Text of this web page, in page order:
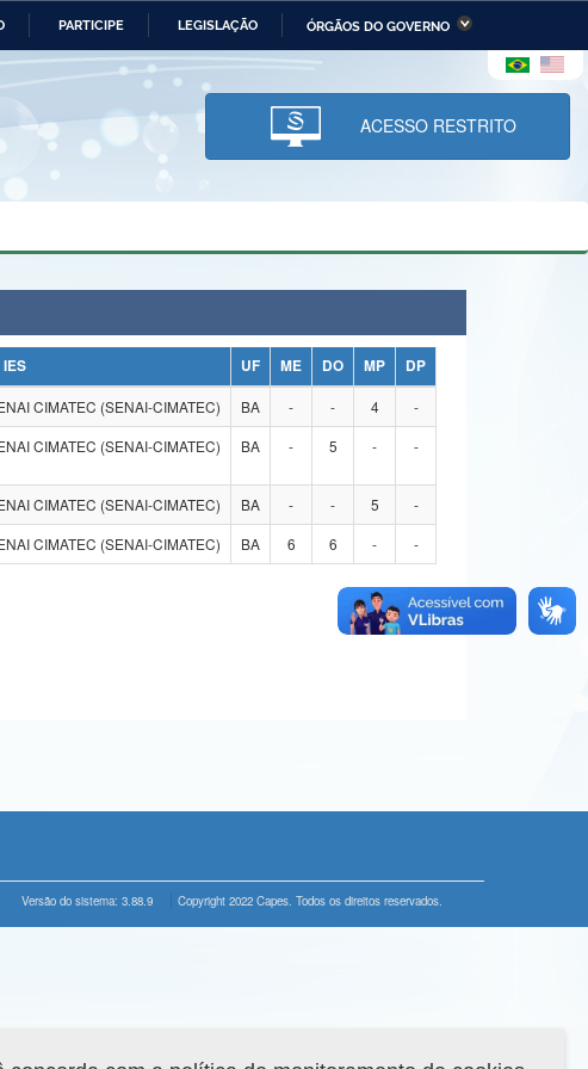
PARTICIPE LEGISLAÇÃO ÓRGÃOS DO GOVERNO
Ministério da Economia Ministério da Infraestrutura
Ministério da Ciência,
Tecnologia, Inovações e
Comunicações
e dos Direitos Humanos
Planalto
ACESSO RESTRITO
IES UF ME DO MP
DP
CIMATEC (SENAI-CIMATEC) BA - - 4
-
CIMATEC (SENAI-CIMATEC) BA - 5 - -
CIMATEC (SENAI-CIMATEC) BA - - 5
-
CIMATEC (SENAI-CIMATEC) BA 6 6 - -
Versão do sistema: 3.88.9 Copyright 2022 Capes. Todos os direitos reservados.